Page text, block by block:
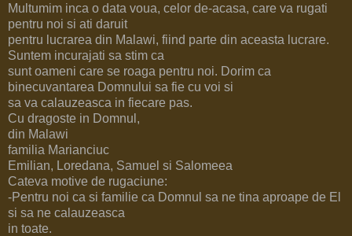
Multumim inca o data voua, celor de-acasa, care va rugati
pentru noi si ati daruit
pentru lucrarea din Malawi, fiind parte din aceasta lucrare.
Suntem incurajati sa stim ca
sunt oameni care se roaga pentru noi. Dorim ca
binecuvantarea Domnului sa fie cu voi si
sa va calauzeasca in fiecare pas.
Cu dragoste in Domnul,
din Malawi
familia Marianciuc
Emilian, Loredana, Samuel si Salomeea
Cateva motive de rugaciune:
-Pentru noi ca si familie ca Domnul sa ne tina aproape de El
si sa ne calauzeasca
in toate.